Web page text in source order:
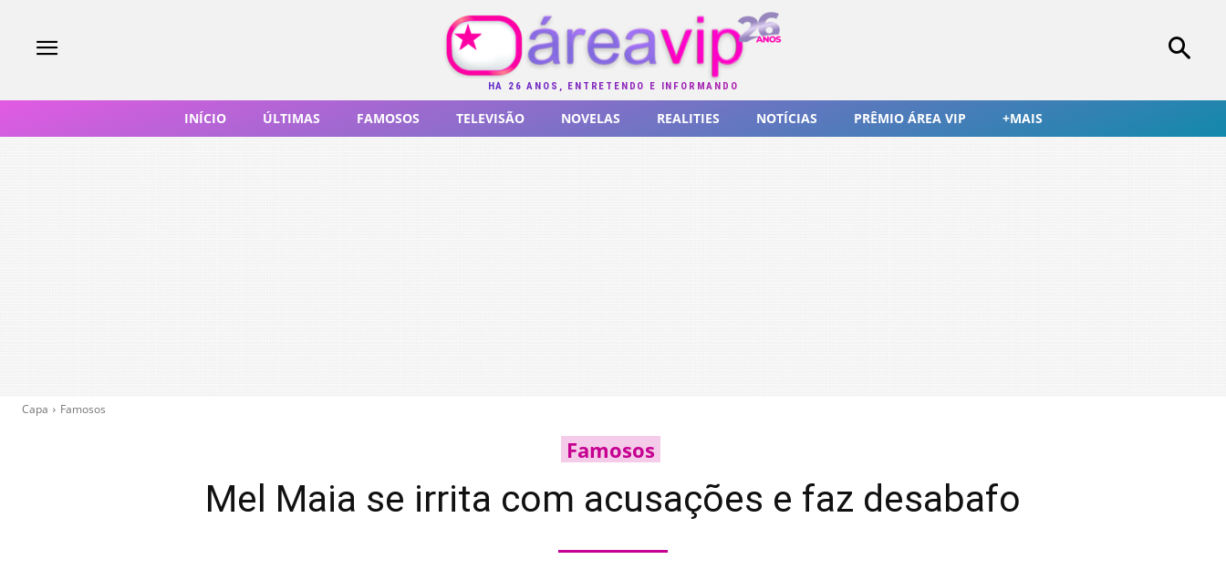
HÁ 26 ANOS, ENTRETENDO E INFORMANDO
INÍCIO ÚLTIMAS FAMOSOS TELEVISÃO NOVELAS REALITIES NOTÍCIAS PRÊMIO ÁREA VIP +MAIS
Capa Famosos
Famosos
Mel Maia se irrita com acusações e faz desabafo